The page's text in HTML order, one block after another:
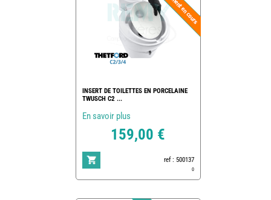
INSERT DE TOILETTES EN PORCELAINE
TWUSCH C2 ...
En savoir plus
159,00 €
ref : 500137
0